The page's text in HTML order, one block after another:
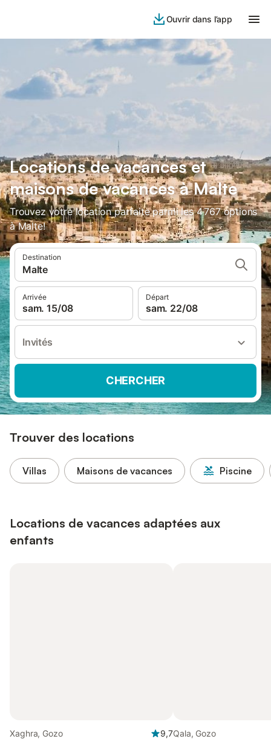
Ouvrir dans l’app
Locations de vacances et
maisons de vacances à Malte
Trouvez votre location parfaite parmi les 4 767 options
à Malte!
Destination
Malte
Arrivée
sam. 15/08
Départ
sam. 22/08
Invités
CHERCHER
Trouver des locations
Villas Maisons de vacances Piscine
Locations de vacances adaptées aux
enfants
Xaghra, Gozo
9,7Qala, Gozo